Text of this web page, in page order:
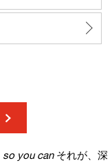
so you can それが、深